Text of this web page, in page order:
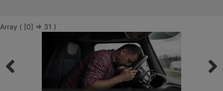
Array ( [0] => 31 )